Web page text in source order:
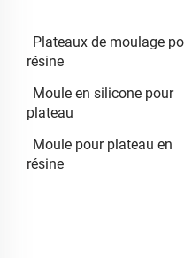
Plateaux de moulage
résine
Moule en silicone pour
plateau
Moule pour plateau en
résine